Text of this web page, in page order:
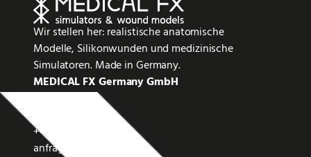
Wir stellen her: realistische anatomische
Modelle, Silikonwunden und medizinische
Simulatoren. Made in Germany.
MEDICAL FX Germany GmbH
27308 Kirchlinteln
+49 4237 25 19 99 0
anfrage@medicalfx.de